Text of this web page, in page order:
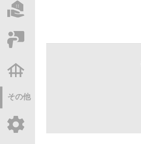
その他